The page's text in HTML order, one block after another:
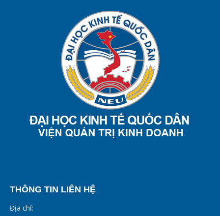
THÔNG TIN LIÊN HỆ
Địa chỉ: